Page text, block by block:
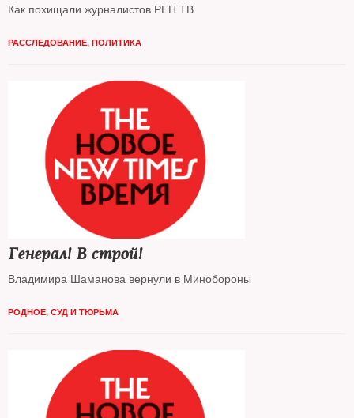
Как похищали журналистов РЕН ТВ
РАССЛЕДОВАНИЕ, ПОЛИТИКА
Генерал! В строй!
Владимира Шаманова вернули в Минобороны
РОДНОЕ, СУД И ТЮРЬМА